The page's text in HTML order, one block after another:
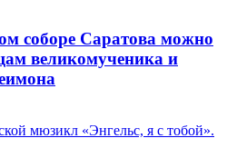
соборе Саратова можно
великомученика и